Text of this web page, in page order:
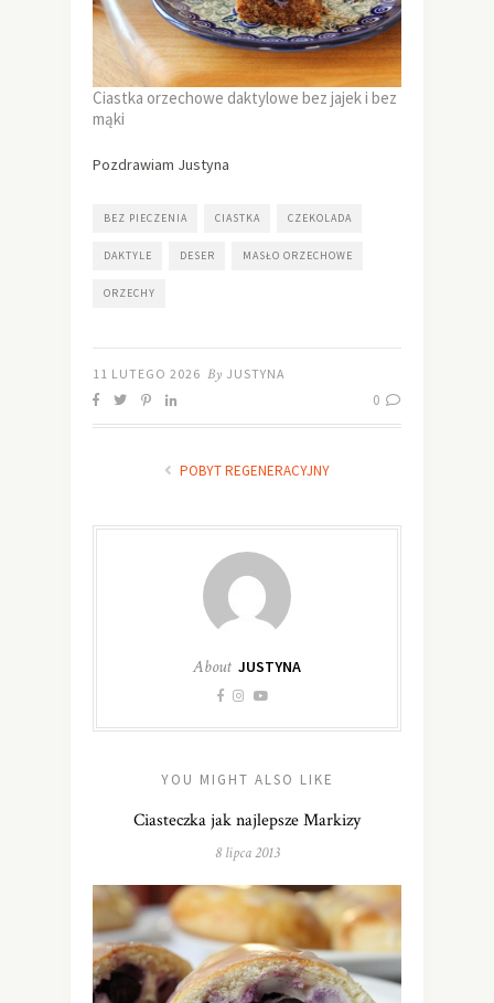
Ciastka orzechowe daktylowe bez jajek i bez
mąki
Pozdrawiam Justyna
BEZ PIECZENIA CIASTKA CZEKOLADA
DAKTYLE DESER MASŁO ORZECHOWE
ORZECHY
11 LUTEGO 2026 By JUSTYNA
0
POBYT REGENERACYJNY
About JUSTYNA
YOU MIGHT ALSO LIKE
Ciasteczka jak najlepsze Markizy
8 lipca 2013